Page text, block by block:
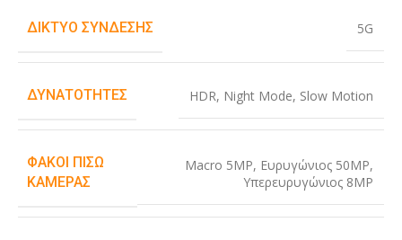
ΔΊΚΤΥΟ ΣΎΝΔΕΣΗΣ 5G
ΔΥΝΑΤΌΤΗΤΕΣ HDR, Night Mode, Slow Motion
ΦΑΚΟΊ ΠΊΣΩ
ΚΆΜΕΡΑΣ
Macro 5MP, Ευρυγώνιος 50MP,
Υπερευρυγώνιος 8MP